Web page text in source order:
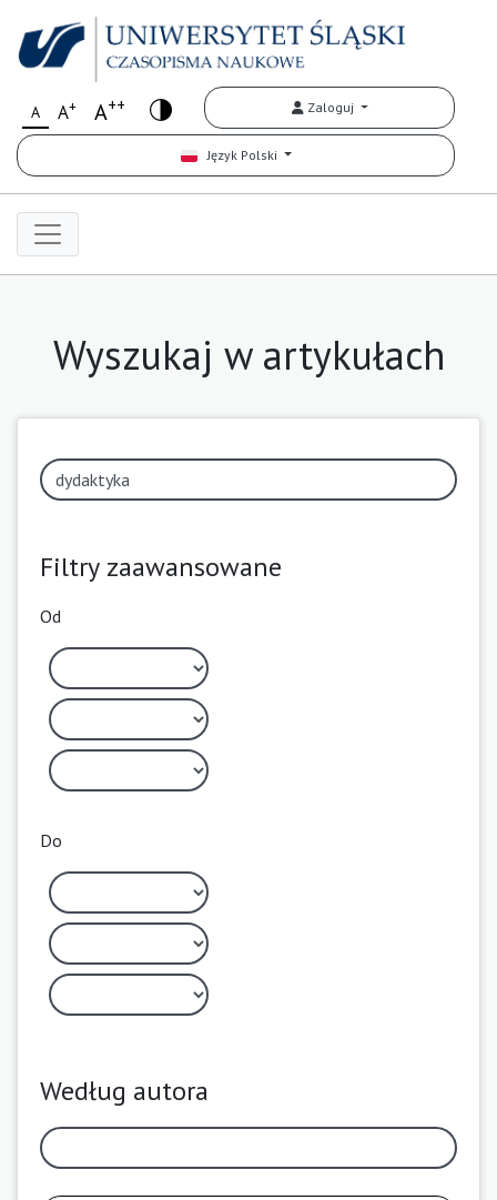
A A+ A++ Zaloguj
Język Polski
Wyszukaj w artykułach
Filtry zaawansowane
Od
Do
Według autora